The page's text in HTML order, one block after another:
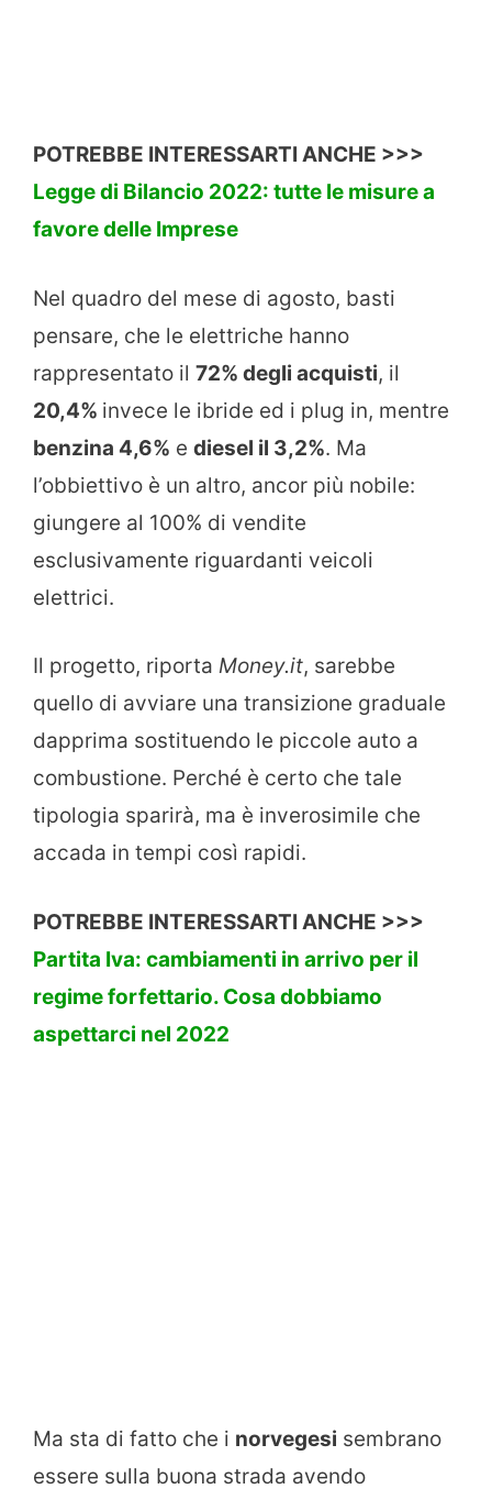
POTREBBE INTERESSARTI ANCHE >>>
Legge di Bilancio 2022: tutte le misure a
favore delle Imprese
Nel quadro del mese di agosto, basti
pensare, che le elettriche hanno
rappresentato il 72% degli acquisti, il
20,4% invece le ibride ed i plug in, mentre
benzina 4,6% e diesel il 3,2%. Ma
l’obbiettivo è un altro, ancor più nobile:
giungere al 100% di vendite
esclusivamente riguardanti veicoli
elettrici.
Il progetto, riporta Money.it, sarebbe
quello di avviare una transizione graduale
dapprima sostituendo le piccole auto a
combustione. Perché è certo che tale
tipologia sparirà, ma è inverosimile che
accada in tempi così rapidi.
POTREBBE INTERESSARTI ANCHE >>>
Partita Iva: cambiamenti in arrivo per il
regime forfettario. Cosa dobbiamo
aspettarci nel 2022
Ma sta di fatto che i norvegesi sembrano
essere sulla buona strada avendo